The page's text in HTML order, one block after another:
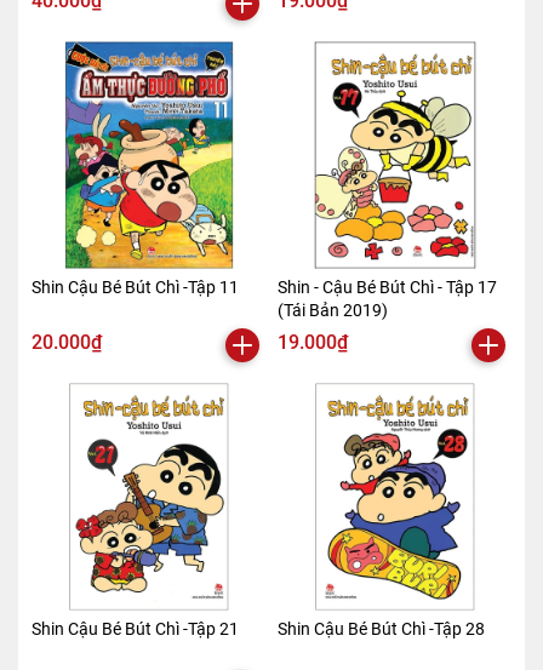
Shin Cậu Bé Bút Chì -Tập 11
20.000₫
Shin - Cậu Bé Bút Chì - Tập 17
(Tái Bản 2019)
19.000₫
Shin Cậu Bé Bút Chì -Tập 21 Shin Cậu Bé Bút Chì -Tập 28